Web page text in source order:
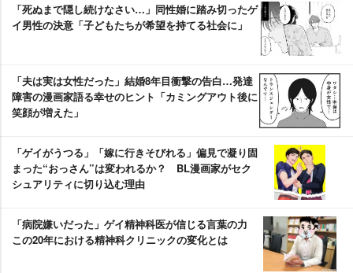
「死ぬまで隠し続けなさい…」同性婚に踏み切ったゲ
イ男性の決意「子どもたちが希望を持てる社会に」
「夫は実は女性だった」結婚8年目衝撃の告白…発達
障害の漫画家語る幸せのヒント「カミングアウト後に
笑顔が増えた」
「ゲイがうつる」「嫁に行きそびれる」偏見で凝り固
まった“おっさん”は変われるか？ BL漫画家がセク
シュアリティに切り込む理由
「病院嫌いだった」ゲイ精神科医が信じる言葉の力
この20年における精神科クリニックの変化とは